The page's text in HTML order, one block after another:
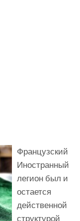
Французский
Иностранный
легион был и
остается
действенной
структурой